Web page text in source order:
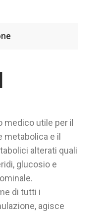
utile per il
e il
alterati quali
glucosio e
di tutti i
agisce